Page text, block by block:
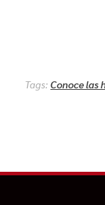
Tags: Conoce las